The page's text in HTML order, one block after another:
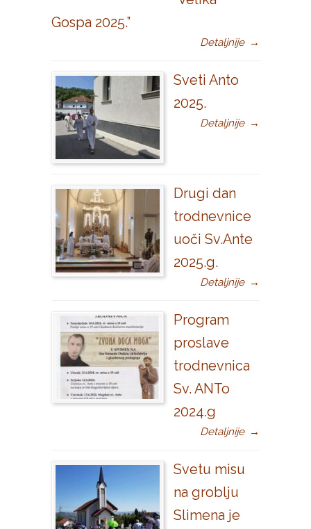
Gospa 2025.”
Detaljnije →
Sveti Anto
2025.
Detaljnije →
Drugi dan
trodnevnice
uoči Sv.Ante
2025.g.
Detaljnije →
Program
proslave
trodnevnica
Sv. ANTo
2024.g
Detaljnije →
Svetu misu
na groblju
Slimena je